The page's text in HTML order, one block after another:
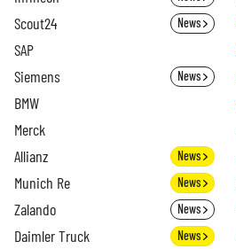
Scout24 News
SAP
Siemens News
BMW
Merck
Allianz News
Munich Re News
Zalando News
Daimler Truck News